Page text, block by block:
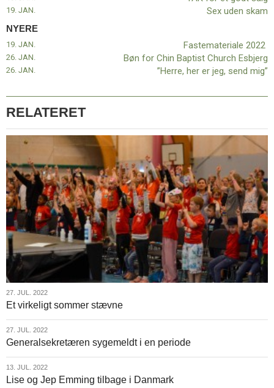
indlæg:
mødre
projekt
19. JAN. Sex uden skam
NYERE
Fastemateriale 2022
19. JAN.
Bøn for Chin Baptist Church Esbjerg
26. JAN.
”Herre, her er jeg, send mig”
26. JAN.
RELATERET
27.
jul.
2022
27. JUL. 2022
Et virkeligt sommer stævne
27.
jul.
2022
27. JUL. 2022
Generalsekretæren sygemeldt i en periode
13.
jul.
13. JUL. 2022
Lise og Jep Emming tilbage i Danmark